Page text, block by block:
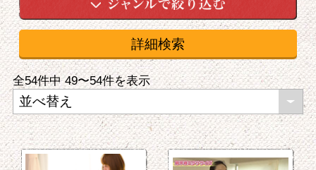
詳細検索
全54件中49〜54件を表示